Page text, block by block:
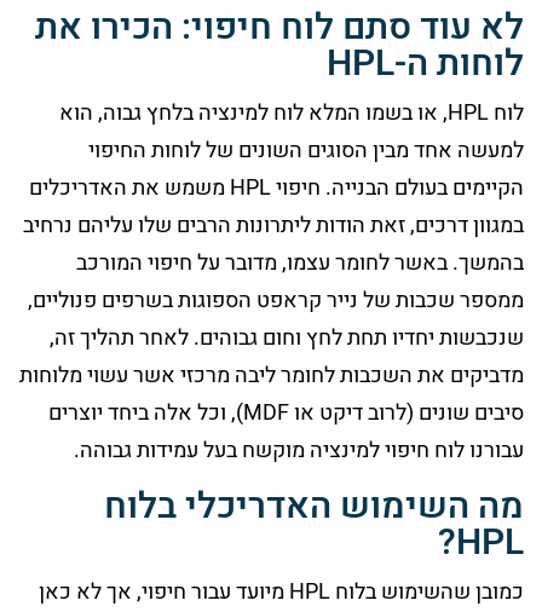
לא עוד סתם לוח חיפוי: הכירו את
לוחות ה-HPL
לוח HPL, או בשמו המלא לוח למינציה בלחץ גבוה, הוא
למעשה אחד מבין הסוגים השונים של לוחות החיפוי
הקיימים בעולם הבנייה. חיפוי HPL משמש את האדריכלים
במגוון דרכים, זאת הודות ליתרונות הרבים שלו עליהם נרחיב
בהמשך. באשר לחומר עצמו, מדובר על חיפוי המורכב
ממספר שכבות של נייר קראפט הספוגות בשרפים פנוליים,
שנכבשות יחדיו תחת לחץ וחום גבוהים. לאחר תהליך זה,
מדביקים את השכבות לחומר ליבה מרכזי אשר עשוי מלוחות
סיבים שונים (לרוב דיקט או MDF), וכל אלה ביחד יוצרים
עבורנו לוח חיפוי למינציה מוקשח בעל עמידות גבוהה.
מה השימוש האדריכלי בלוח
HPL?
כמובן שהשימוש בלוח HPL מיועד עבור חיפוי, אך לא כאן